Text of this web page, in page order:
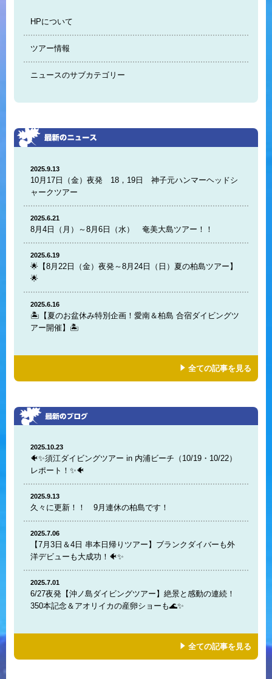
HPについて
ツアー情報
ニュースのサブカテゴリー
2025.9.13
10月17日（金）夜発 18，19日 神子元ハンマーヘッドシ
ャークツアー
2025.6.21
8月4日（月）～8月6日（水） 奄美大島ツアー！！
2025.6.19
🌟【8月22日（金）夜発～8月24日（日）夏の柏島ツアー】
🌟
2025.6.16
🏝️【夏のお盆休み特別企画！愛南＆柏島 合宿ダイビングツ
アー開催】🏝️
全ての記事を見る
2025.10.23
🐠✨須江ダイビングツアー in 内浦ビーチ（10/19・10/22）
レポート！✨🐠
2025.9.13
久々に更新！！ 9月連休の柏島です！
2025.7.06
【7月3日＆4日 串本日帰りツアー】ブランクダイバーも外
洋デビューも大成功！🐠✨
2025.7.01
6/27夜発【沖ノ島ダイビングツアー】絶景と感動の連続！
350本記念＆アオリイカの産卵ショーも🌊✨
全ての記事を見る